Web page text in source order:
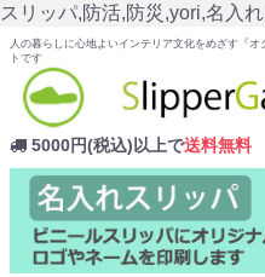
スリッパ,防活,防災,yori,名入
人の暮らしに心地よいインテリア文化をめざす『オ
トです
5000円(税込)以上で送料無料